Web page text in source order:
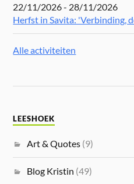
22/11/2026 - 28/11/2026
Herfst in Savita: 'Verbinding,
Alle activiteiten
LEESHOEK
Art & Quotes (9)
Blog Kristin (49)